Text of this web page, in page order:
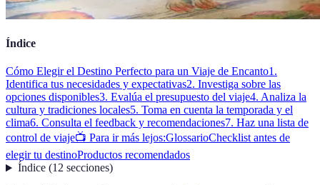
Índice
Cómo Elegir el Destino Perfecto para un Viaje de Encanto1.
Identifica tus necesidades y expectativas2. Investiga sobre las
opciones disponibles3. Evalúa el presupuesto del viaje4. Analiza la
cultura y tradiciones locales5. Toma en cuenta la temporada y el
clima6. Consulta el feedback y recomendaciones7. Haz una lista de
control de viaje📺 Para ir más lejos:GlossarioChecklist antes de
elegir tu destinoProductos recomendados
Índice(12 secciones)